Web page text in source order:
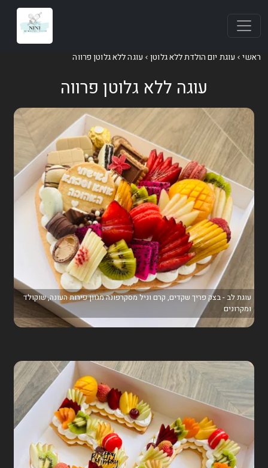
ראשי עוגת יום הולדת ללא גלוטן עוגה ללא גלוטן פרווה
עוגה ללא גלוטן פרווה
עוגת לב - בצק פריך שקדים, קרם וניל מסקרפונה מגוון פירות העונה, שוקולד
ומקרונים